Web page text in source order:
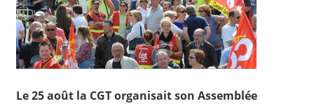
Le 25 août la CGT organisait son Assemblée